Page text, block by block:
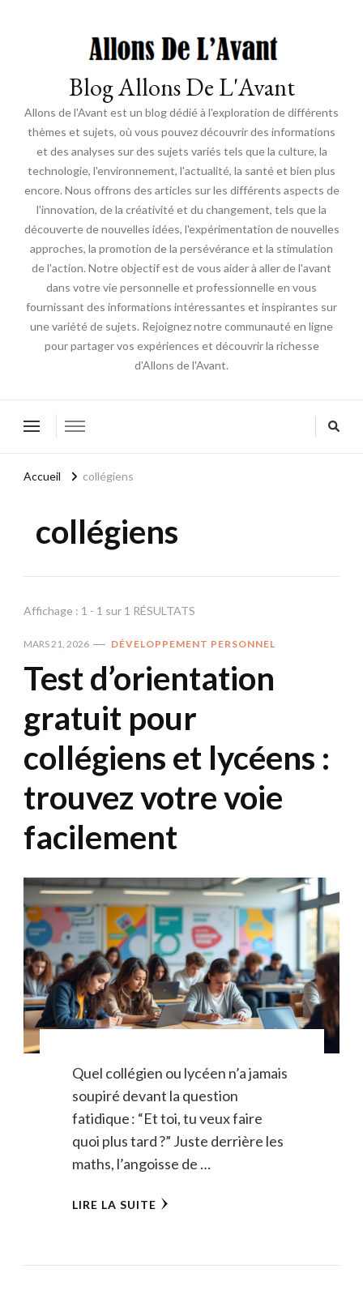
Blog Allons De L'Avant
Allons de l'Avant est un blog dédié à l'exploration de différents
thèmes et sujets, où vous pouvez découvrir des informations
et des analyses sur des sujets variés tels que la culture, la
technologie, l'environnement, l'actualité, la santé et bien plus
encore. Nous offrons des articles sur les différents aspects de
l'innovation, de la créativité et du changement, tels que la
découverte de nouvelles idées, l'expérimentation de nouvelles
approches, la promotion de la persévérance et la stimulation
de l'action. Notre objectif est de vous aider à aller de l'avant
dans votre vie personnelle et professionnelle en vous
fournissant des informations intéressantes et inspirantes sur
une variété de sujets. Rejoignez notre communauté en ligne
pour partager vos expériences et découvrir la richesse
d'Allons de l'Avant.
Accueil collégiens
collégiens
Affichage : 1 - 1 sur 1 RÉSULTATS
MARS 21, 2026 DÉVELOPPEMENT PERSONNEL
Test d’orientation
gratuit pour
collégiens et lycéens :
trouvez votre voie
facilement
Quel collégien ou lycéen n’a jamais
soupiré devant la question
fatidique : “Et toi, tu veux faire
quoi plus tard ?” Juste derrière les
maths, l’angoisse de …
LIRE LA SUITE